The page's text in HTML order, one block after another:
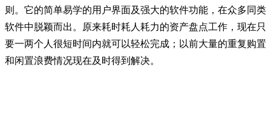
则。它的简单易学的用户界面及强大的软件功能，在众多同类
软件中脱颖而出。原来耗时耗人耗力的资产盘点工作，现在只
要一两个人很短时间内就可以轻松完成；以前大量的重复购置
和闲置浪费情况现在及时得到解决。